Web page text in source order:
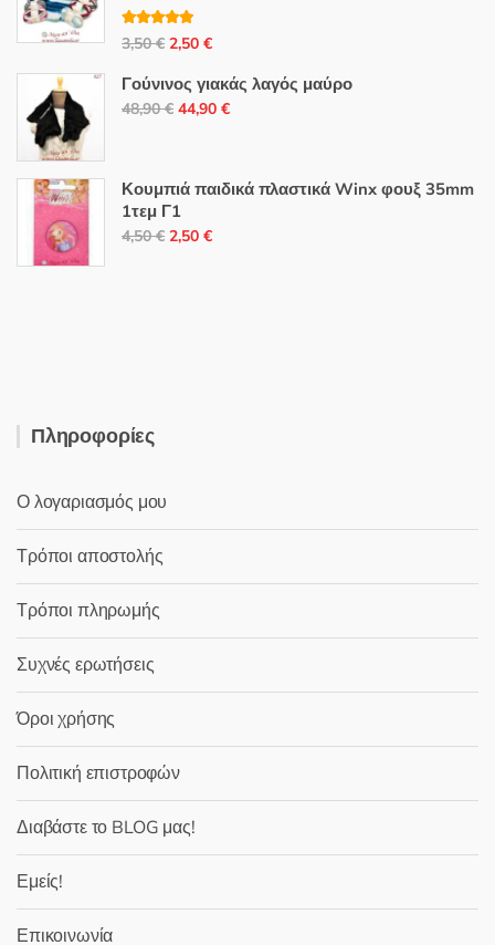
Βαθμολογή
θηκε με 5.00
3,50€ Original
was:
3,50 €.
2,50 €Η
τιμή
είναι:
Γούνινος γιακάς λαγός μαύρο
48,90€ Original
48,90 €.
44,90 €Η
είναι:
Κουμπιά παιδικά πλαστικά Winx φουξ 35mm
1τεμ Γ1
4,50€ Original
2,50 €Η
Πληροφορίες
Ο λογαριασμός μου
Τρόποι αποστολής
Τρόποι πληρωμής
Συχνές ερωτήσεις
Όροι χρήσης
Πολιτική επιστροφών
Διαβάστε το BLOG μας!
Εμείς!
Επικοινωνία